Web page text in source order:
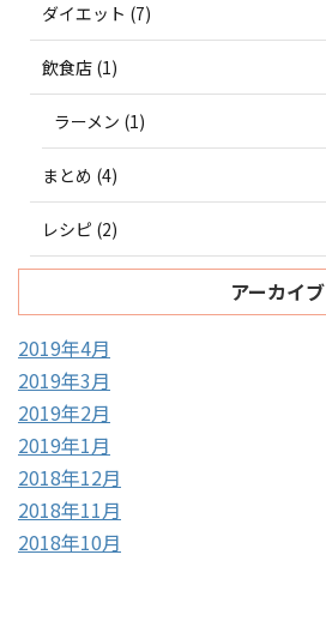
ダイエット (7)
飲食店 (1)
ラーメン (1)
まとめ (4)
レシピ (2)
アーカイブ
2019年4月
2019年3月
2019年2月
2019年1月
2018年12月
2018年11月
2018年10月